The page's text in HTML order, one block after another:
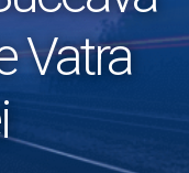
Vatra